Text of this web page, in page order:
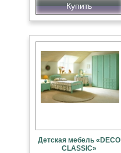
Купить
Детская мебель «DECO
CLASSIC»